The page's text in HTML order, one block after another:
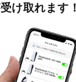
け取れます！